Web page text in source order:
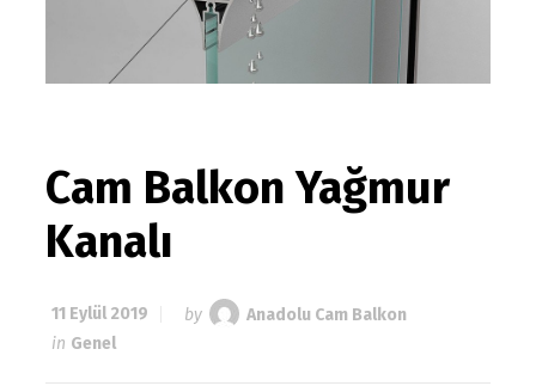
Cam Balkon Yağmur
Kanalı
11 Eylül 2019 by
Anadolu Cam Balkon
in Genel